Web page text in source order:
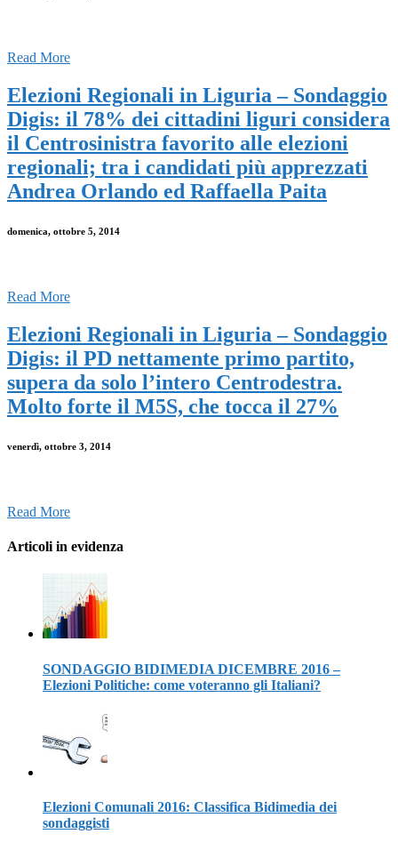
Read More
Elezioni Regionali in Liguria – Sondaggio
Digis: il 78% dei cittadini liguri considera
il Centrosinistra favorito alle elezioni
regionali; tra i candidati più apprezzati
Andrea Orlando ed Raffaella Paita
domenica, ottobre 5, 2014
Read More
Elezioni Regionali in Liguria – Sondaggio
Digis: il PD nettamente primo partito,
supera da solo l’intero Centrodestra.
Molto forte il M5S, che tocca il 27%
venerdì, ottobre 3, 2014
Read More
Articoli in evidenza
SONDAGGIO BIDIMEDIA DICEMBRE 2016 –
Elezioni Politiche: come voteranno gli Italiani?
Elezioni Comunali 2016: Classifica Bidimedia dei
sondaggisti